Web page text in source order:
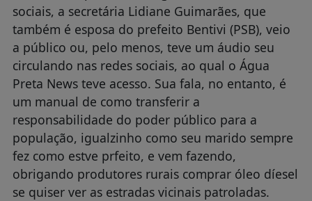
sociais, a secretária Lidiane Guimarães, que
também é esposa do prefeito Bentivi (PSB), veio
a público ou, pelo menos, teve um áudio seu
circulando nas redes sociais, ao qual o Água
Preta News teve acesso. Sua fala, no entanto, é
um manual de como transferir a
responsabilidade do poder público para a
população, igualzinho como seu marido sempre
fez como estve prfeito, e vem fazendo,
obrigando produtores rurais comprar óleo díesel
se quiser ver as estradas vicinais patroladas.